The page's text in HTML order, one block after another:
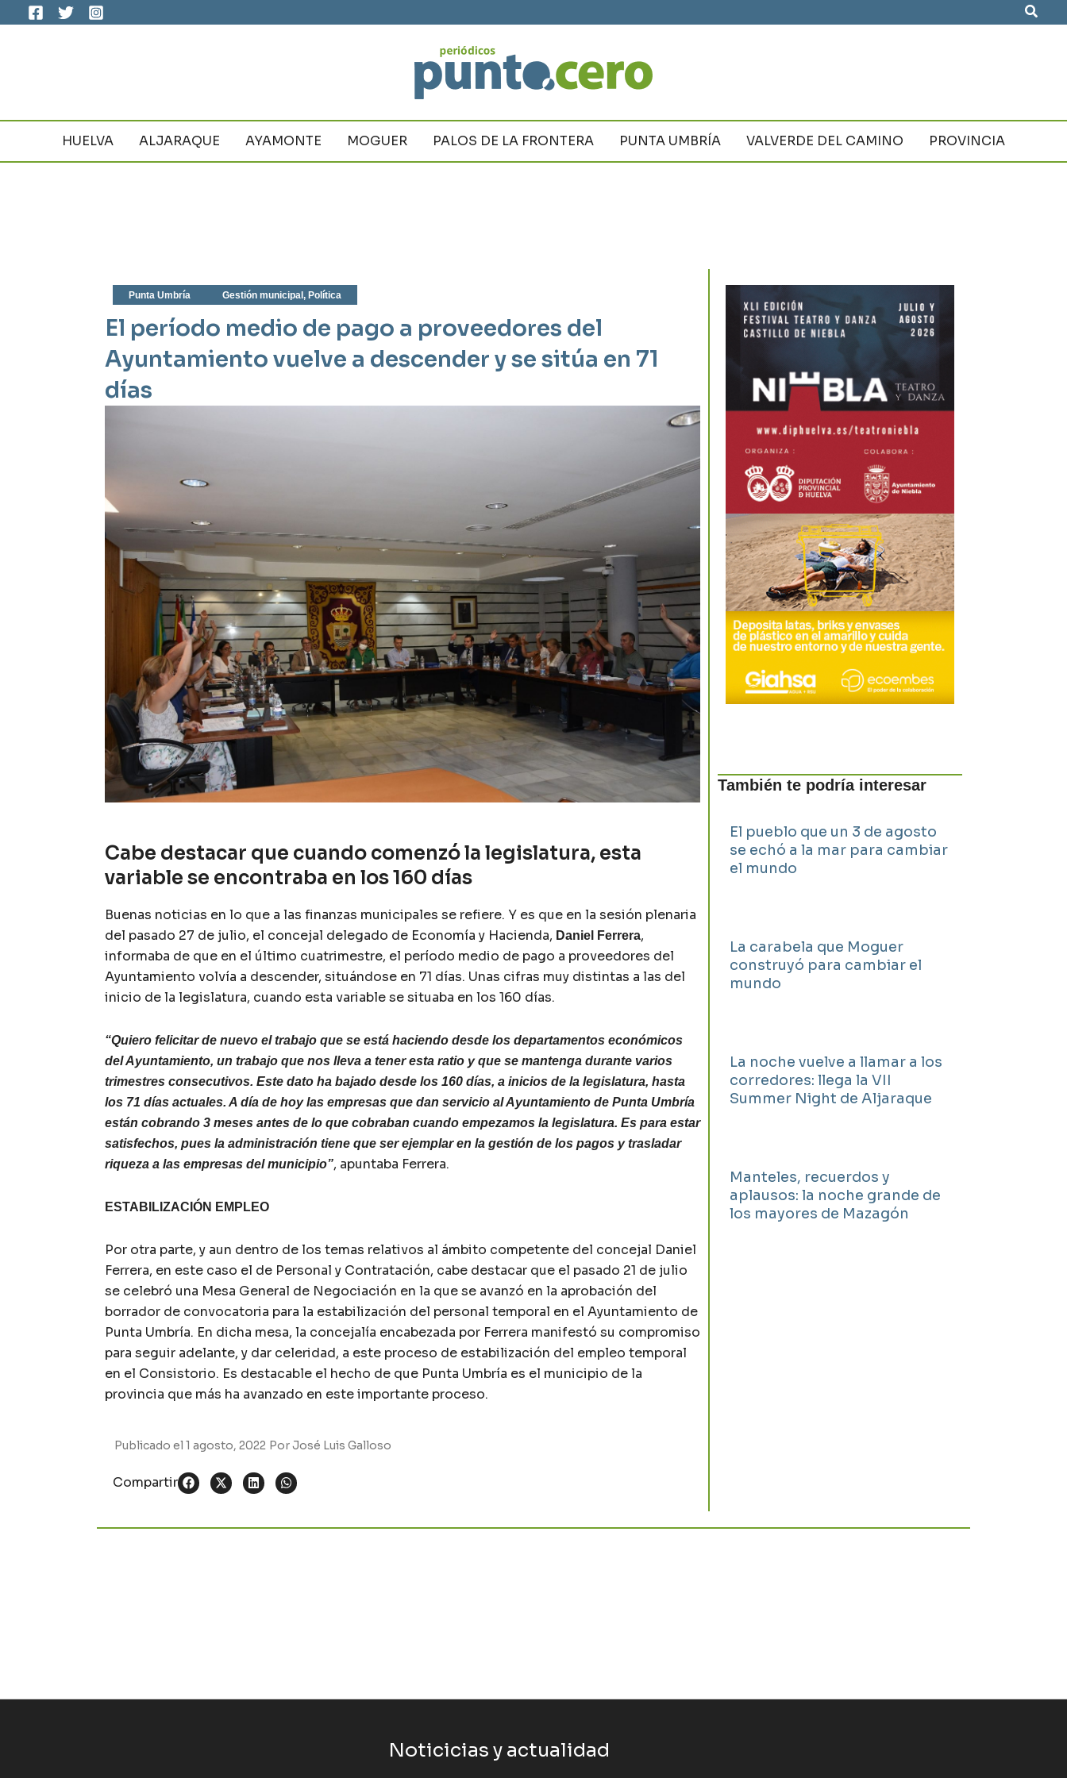
al
HUELVA ALJARAQUE AYAMONTE MOGUER PALOS DE LA FRONTERA PUNTA UMBRÍA VALVERDE DEL CAMINO PROVINCIA
Punta Umbría Gestión municipal , Política
El período medio de pago a proveedores del
Ayuntamiento vuelve a descender y se sitúa en 71
días
Cabe destacar que cuando comenzó la legislatura, esta
variable se encontraba en los 160 días
Buenas noticias en lo que a las finanzas municipales se refiere. Y es que en la sesión plenaria
del pasado 27 de julio, el concejal delegado de Economía y Hacienda, Daniel Ferrera,
informaba de que en el último cuatrimestre, el período medio de pago a proveedores del
Ayuntamiento volvía a descender, situándose en 71 días. Unas cifras muy distintas a las del
inicio de la legislatura, cuando esta variable se situaba en los 160 días.
“Quiero felicitar de nuevo el trabajo que se está haciendo desde los departamentos económicos
del Ayuntamiento, un trabajo que nos lleva a tener esta ratio y que se mantenga durante varios
trimestres consecutivos. Este dato ha bajado desde los 160 días, a inicios de la legislatura, hasta
los 71 días actuales. A día de hoy las empresas que dan servicio al Ayuntamiento de Punta Umbría
están cobrando 3 meses antes de lo que cobraban cuando empezamos la legislatura. Es para estar
satisfechos, pues la administración tiene que ser ejemplar en la gestión de los pagos y trasladar
riqueza a las empresas del municipio”, apuntaba Ferrera.
ESTABILIZACIÓN EMPLEO
Por otra parte, y aun dentro de los temas relativos al ámbito competente del concejal Daniel
Ferrera, en este caso el de Personal y Contratación, cabe destacar que el pasado 21 de julio
se celebró una Mesa General de Negociación en la que se avanzó en la aprobación del
borrador de convocatoria para la estabilización del personal temporal en el Ayuntamiento de
Punta Umbría. En dicha mesa, la concejalía encabezada por Ferrera manifestó su compromiso
para seguir adelante, y dar celeridad, a este proceso de estabilización del empleo temporal
en el Consistorio. Es destacable el hecho de que Punta Umbría es el municipio de la
provincia que más ha avanzado en este importante proceso.
Publicado el 1 agosto, 2022 PorJosé Luis Galloso
Compartir
También te podría interesar
El pueblo que un 3 de agosto
se echó a la mar para cambiar
el mundo
La carabela que Moguer
construyó para cambiar el
mundo
La noche vuelve a llamar a los
corredores: llega la VII
Summer Night de Aljaraque
Manteles, recuerdos y
aplausos: la noche grande de
los mayores de Mazagón
Noticicias y actualidad